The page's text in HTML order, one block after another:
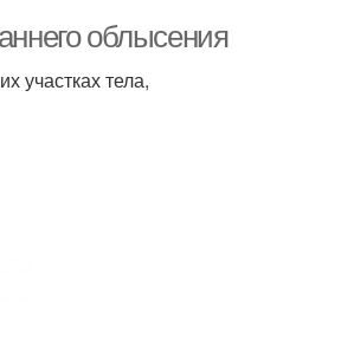
облысения
участках тела,